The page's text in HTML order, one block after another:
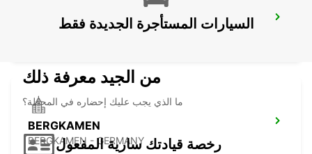
HOLZMINDEN
BERGKAMEN
BERGKAMEN - GERMANY
السيارات المستأجرة الجديدة فقط
من الجيد معرفة ذلك
ما الذي يجب عليك إحضاره في المحطة؟
رخصة قيادتك سارية المفعول